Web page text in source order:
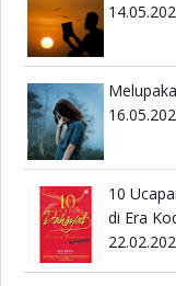
10
di Era